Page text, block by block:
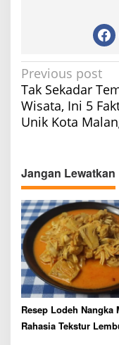
P
o
s
t
a
v
i
g
a
t
i
o
n
Previous post
Tak Sekadar
Wisata, Ini 5
Unik Kota
Jangan Lewatkan
Resep Lodeh Nangka
Rahasia Tekstur